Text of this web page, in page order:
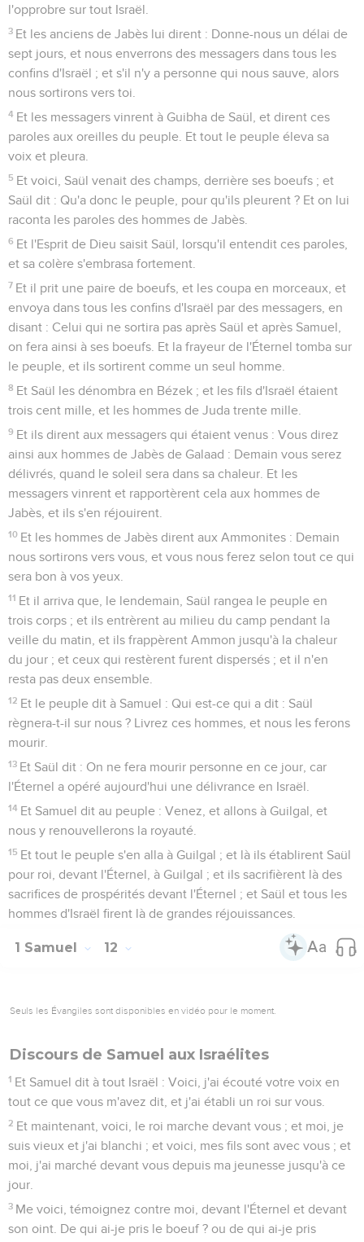
l'opprobre sur tout Israël.
3 Et les anciens de Jabès lui dirent : Donne-nous un délai de
sept jours, et nous enverrons des messagers dans tous les
confins d'Israël ; et s'il n'y a personne qui nous sauve, alors
nous sortirons vers toi.
4 Et les messagers vinrent à Guibha de Saül, et dirent ces
paroles aux oreilles du peuple. Et tout le peuple éleva sa
voix et pleura.
5 Et voici, Saül venait des champs, derrière ses boeufs ; et
Saül dit : Qu'a donc le peuple, pour qu'ils pleurent ? Et on lui
raconta les paroles des hommes de Jabès.
6 Et l'Esprit de Dieu saisit Saül, lorsqu'il entendit ces paroles,
et sa colère s'embrasa fortement.
7 Et il prit une paire de boeufs, et les coupa en morceaux, et
envoya dans tous les confins d'Israël par des messagers, en
disant : Celui qui ne sortira pas après Saül et après Samuel,
on fera ainsi à ses boeufs. Et la frayeur de l'Éternel tomba sur
le peuple, et ils sortirent comme un seul homme.
8 Et Saül les dénombra en Bézek ; et les fils d'Israël étaient
trois cent mille, et les hommes de Juda trente mille.
9 Et ils dirent aux messagers qui étaient venus : Vous direz
ainsi aux hommes de Jabès de Galaad : Demain vous serez
délivrés, quand le soleil sera dans sa chaleur. Et les
messagers vinrent et rapportèrent cela aux hommes de
Jabès, et ils s'en réjouirent.
10 Et les hommes de Jabès dirent aux Ammonites : Demain
nous sortirons vers vous, et vous nous ferez selon tout ce qui
sera bon à vos yeux.
11 Et il arriva que, le lendemain, Saül rangea le peuple en
trois corps ; et ils entrèrent au milieu du camp pendant la
veille du matin, et ils frappèrent Ammon jusqu'à la chaleur
du jour ; et ceux qui restèrent furent dispersés ; et il n'en
resta pas deux ensemble.
12 Et le peuple dit à Samuel : Qui est-ce qui a dit : Saül
règnera-t-il sur nous ? Livrez ces hommes, et nous les ferons
mourir.
13 Et Saül dit : On ne fera mourir personne en ce jour, car
l'Éternel a opéré aujourd'hui une délivrance en Israël.
14 Et Samuel dit au peuple : Venez, et allons à Guilgal, et
nous y renouvellerons la royauté.
15 Et tout le peuple s'en alla à Guilgal ; et là ils établirent Saül
pour roi, devant l'Éternel, à Guilgal ; et ils sacrifièrent là des
sacrifices de prospérités devant l'Éternel ; et Saül et tous les
hommes d'Israël firent là de grandes réjouissances.
1 Samuel 12
Seuls les Évangiles sont disponibles en vidéo pour le moment.
Discours de Samuel aux Israélites
1 Et Samuel dit à tout Israël : Voici, j'ai écouté votre voix en
tout ce que vous m'avez dit, et j'ai établi un roi sur vous.
2 Et maintenant, voici, le roi marche devant vous ; et moi, je
suis vieux et j'ai blanchi ; et voici, mes fils sont avec vous ; et
moi, j'ai marché devant vous depuis ma jeunesse jusqu'à ce
jour.
3 Me voici, témoignez contre moi, devant l'Éternel et devant
son oint. De qui ai-je pris le boeuf ? ou de qui ai-je pris